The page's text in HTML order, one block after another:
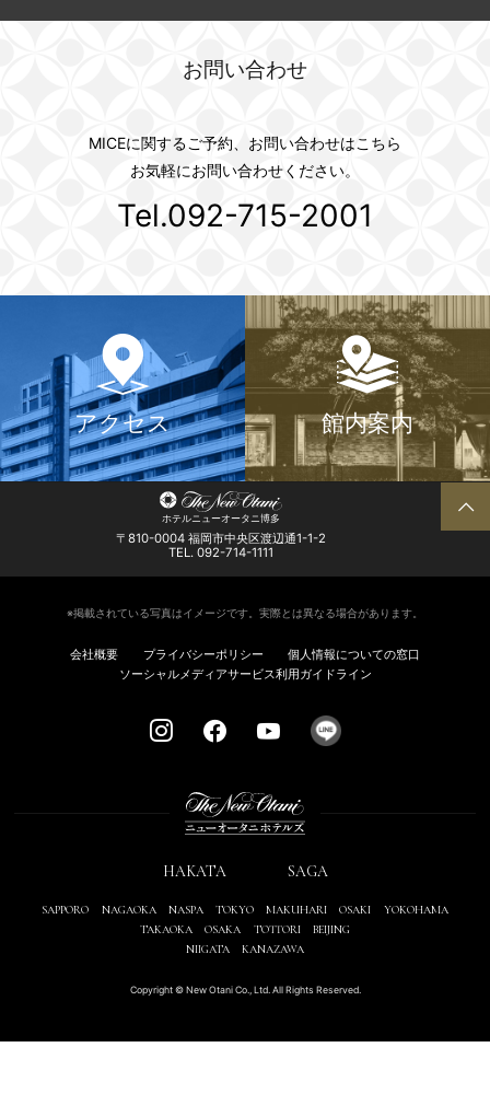
お問い合わせ
MICEに関するご予約、お問い合わせはこちら
お気軽にお問い合わせください。
Tel.092-715-2001
アクセス 館内案内
ホテルニューオータニ博多
〒810-0004 福岡市中央区渡辺通1-1-2
TEL. 092-714-1111
※掲載されている写真はイメージです。実際とは異なる場合があります。
会社概要 プライバシーポリシー
個人情報についての窓口
ソーシャルメディアサービス利用ガイドライン
HAKATA SAGA
SAPPORO NAGAOKA NASPA TOKYO MAKUHARI OSAKI
YOKOHAMA
TAKAOKA
OSAKA TOTTORI
BEIJING
NIIGATA
KANAZAWA
Copyright © New Otani Co., Ltd. All Rights Reserved.